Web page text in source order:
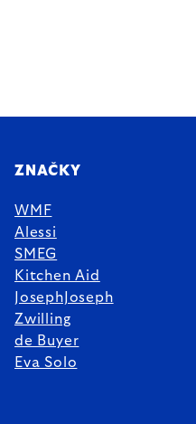
ZNAČKY
WMF
Alessi
SMEG
Kitchen Aid
JosephJoseph
Zwilling
de Buyer
Eva Solo